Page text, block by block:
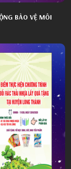
BẢO VỆ MÔI